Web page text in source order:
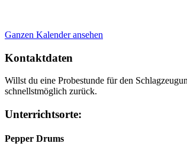
Ganzen Kalender ansehen
Kontaktdaten
Willst du eine Probestunde für den
schnellstmöglich zurück.
Unterrichtsorte:
Pepper Drums